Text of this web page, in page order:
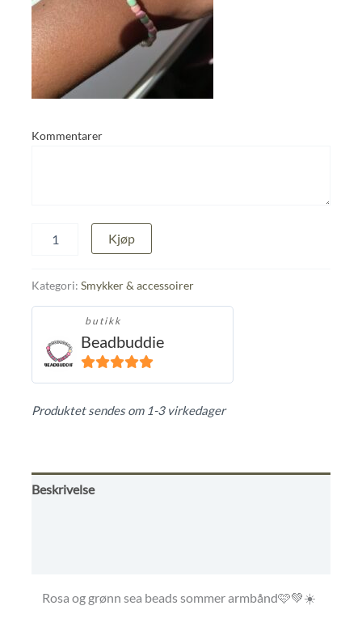
Kommentarer
sea
beads
sommer
Kjøp
Kategori: Smykker & accessoirer
butikk
Beadbuddie
5ut av 5
Produktet sendes om 1-3 virkedager
Beskrivelse
Rosa og grønn sea beads sommer armbånd🩷💚☀️